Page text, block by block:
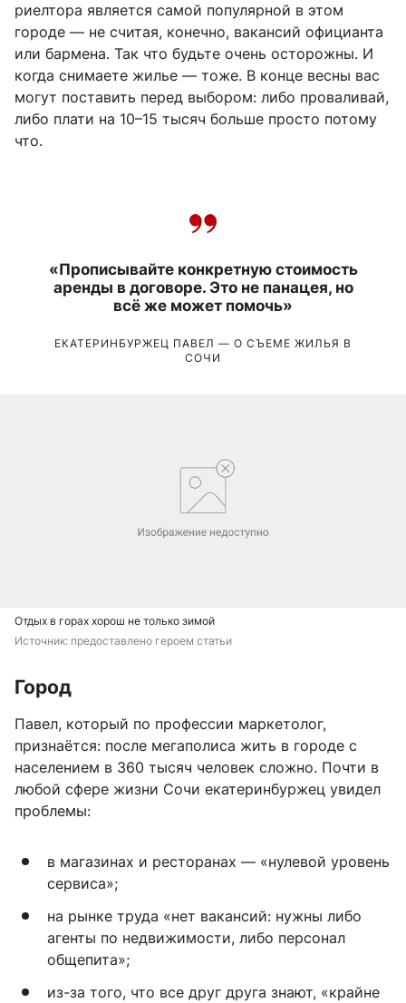
риелтора является самой популярной в этом
городе — не считая, конечно, вакансий официанта
или бармена. Так что будьте очень осторожны. И
когда снимаете жилье — тоже. В конце весны вас
могут поставить перед выбором: либо проваливай,
либо плати на 10–15 тысяч больше просто потому
что.
«Прописывайте конкретную стоимость
аренды в договоре. Это не панацея, но
всё же может помочь»
ЕКАТЕРИНБУРЖЕЦ ПАВЕЛ — О СЪЕМЕ ЖИЛЬЯ В
СОЧИ
Отдых в горах хорош не только зимой
Источник: предоставлено героем статьи
Город
Павел, который по профессии маркетолог,
признаётся: после мегаполиса жить в городе с
населением в 360 тысяч человек сложно. Почти в
любой сфере жизни Сочи екатеринбуржец увидел
проблемы:
в магазинах и ресторанах — «нулевой уровень
сервиса»;
на рынке труда «нет вакансий: нужны либо
агенты по недвижимости, либо персонал
общепита»;
из-за того, что все друг друга знают, «крайне